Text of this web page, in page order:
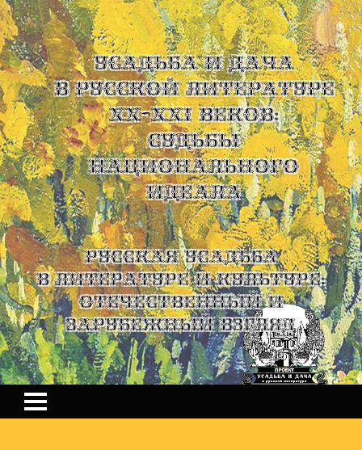
УСАДЬБА И ДАЧА
В РУССКОЙ ЛИТЕРАТУРЕ
XX-XXI ВЕКОВ:
СУДЬБЫ
НАЦИОНАЛЬНОГО
ИДЕАЛА
Русская усадьба
в литературе и культуре:
отечественный и
зарубежный взгляд